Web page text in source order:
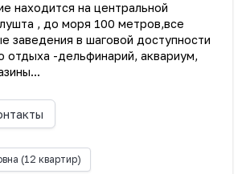
находится на центральной
, до моря 100 метров,все
заведения в шаговой доступности
отдыха -дельфинарий, аквариум,
(12 квартир)